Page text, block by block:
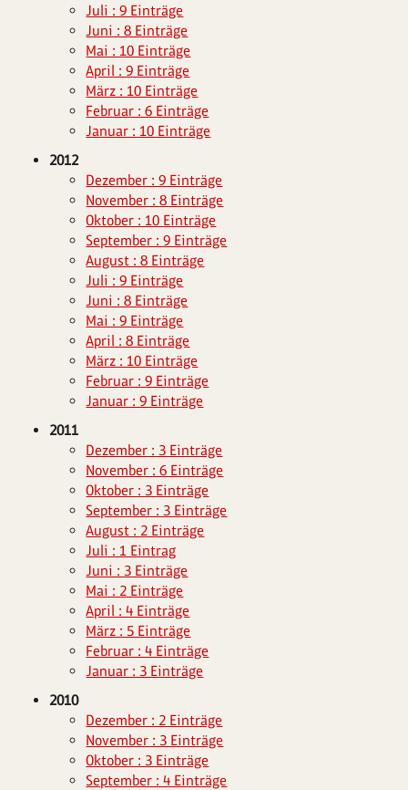
Juli : 9 Einträge
Juni : 8 Einträge
Mai : 10 Einträge
April : 9 Einträge
März : 10 Einträge
Februar : 6 Einträge
Januar : 10 Einträge
2012
Dezember : 9 Einträge
November : 8 Einträge
Oktober : 10 Einträge
September : 9 Einträge
August : 8 Einträge
Juli : 9 Einträge
Juni : 8 Einträge
Mai : 9 Einträge
April : 8 Einträge
März : 10 Einträge
Februar : 9 Einträge
Januar : 9 Einträge
2011
Dezember : 3 Einträge
November : 6 Einträge
Oktober : 3 Einträge
September : 3 Einträge
August : 2 Einträge
Juli : 1 Eintrag
Juni : 3 Einträge
Mai : 2 Einträge
April : 4 Einträge
März : 5 Einträge
Februar : 4 Einträge
Januar : 3 Einträge
2010
Dezember : 2 Einträge
November : 3 Einträge
Oktober : 3 Einträge
September : 4 Einträge